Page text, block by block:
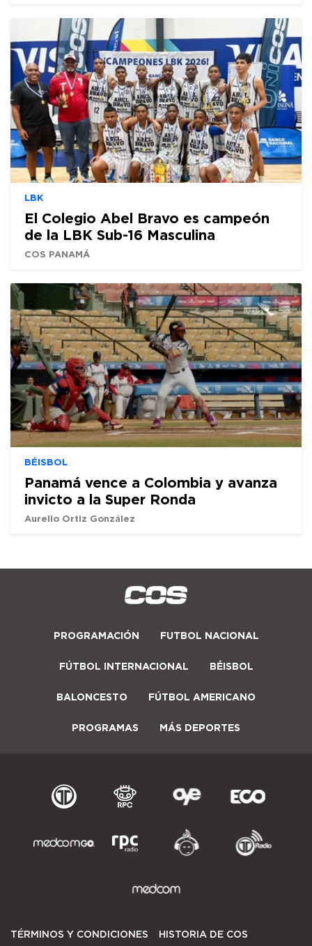
LBK
El Colegio Abel Bravo es campeón
de la LBK Sub-16 Masculina
COS PANAMÁ
BÉISBOL
Panamá vence a Colombia y avanza
invicto a la Super Ronda
Aurelio Ortiz González
PROGRAMACIÓN FUTBOL NACIONAL
FÚTBOL INTERNACIONAL BÉISBOL
BALONCESTO FÚTBOL AMERICANO
PROGRAMAS MÁS DEPORTES
TÉRMINOS Y CONDICIONES HISTORIA DE COS